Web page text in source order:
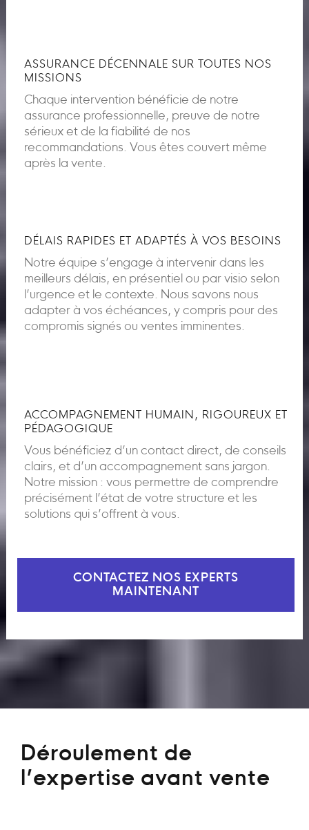
ASSURANCE DÉCENNALE SUR TOUTES NOS
MISSIONS
Chaque intervention bénéficie de notre
assurance professionnelle, preuve de notre
sérieux et de la fiabilité de nos
recommandations. Vous êtes couvert même
après la vente.
DÉLAIS RAPIDES ET ADAPTÉS À VOS BESOINS
Notre équipe s’engage à intervenir dans les
meilleurs délais, en présentiel ou par visio selon
l’urgence et le contexte. Nous savons nous
adapter à vos échéances, y compris pour des
compromis signés ou ventes imminentes.
ACCOMPAGNEMENT HUMAIN, RIGOUREUX ET
PÉDAGOGIQUE
Vous bénéficiez d’un contact direct, de conseils
clairs, et d’un accompagnement sans jargon.
Notre mission : vous permettre de comprendre
précisément l’état de votre structure et les
solutions qui s’offrent à vous.
CONTACTEZ NOS EXPERTS
MAINTENANT
Déroulement de
l’expertise avant vente